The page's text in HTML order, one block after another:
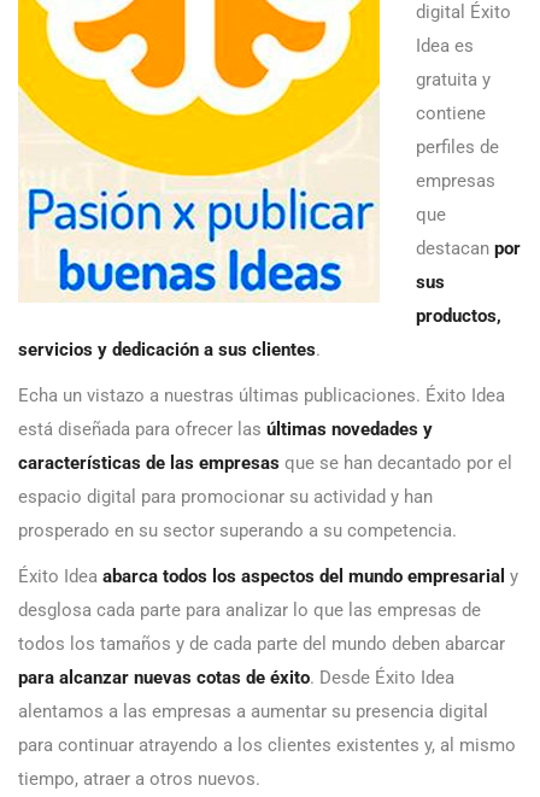
digital Éxito
Idea es
gratuita y
contiene
perfiles de
empresas
que
destacan por
sus
productos,
servicios y dedicación a sus clientes.
Echa un vistazo a nuestras últimas publicaciones. Éxito Idea
está diseñada para ofrecer las últimas novedades y
características de las empresas que se han decantado por el
espacio digital para promocionar su actividad y han
prosperado en su sector superando a su competencia.
Éxito Idea abarca todos los aspectos del mundo empresarial y
desglosa cada parte para analizar lo que las empresas de
todos los tamaños y de cada parte del mundo deben abarcar
para alcanzar nuevas cotas de éxito. Desde Éxito Idea
alentamos a las empresas a aumentar su presencia digital
para continuar atrayendo a los clientes existentes y, al mismo
tiempo, atraer a otros nuevos.